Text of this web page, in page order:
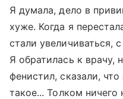
Я думала, дело в
хуже. Когда я
стали
Я обратилась к врачу,
фенистил, сказали,
такое... Толком ничего